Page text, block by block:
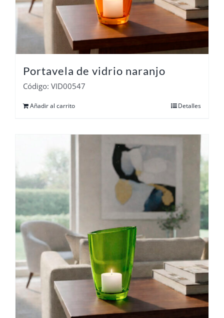
Portavela de vidrio naranjo
Código: VID00547
Añadir al carrito Detalles